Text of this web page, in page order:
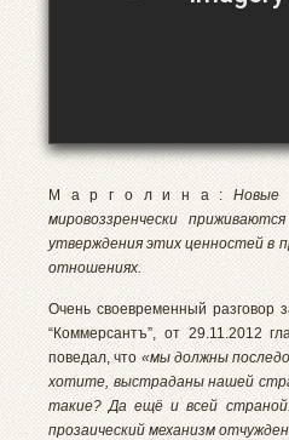
М а р г о л и н а :Новые
мировоззренчески
утверждения этих ценностей в
отношениях.
Очень своевременный разговор
“Коммерсантъ”, от 29.11.2012
поведал, что «мы должны
хотите, выстраданы нашей
такие? Да ещё и всей
прозаический механизм